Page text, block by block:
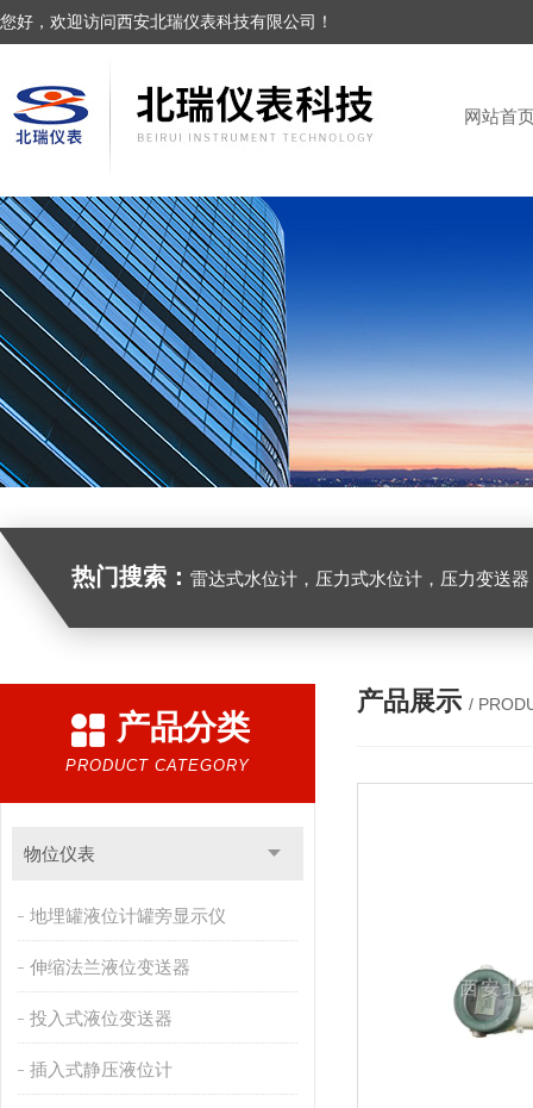
您好，欢迎访问西安北瑞仪表科技有限公司！
网站首
热门搜索： 雷达式水位计，压力式水位计，压力变送器
产品分类
PRODUCT CATEGORY
物位仪表
地埋罐液位计罐旁显示仪
伸缩法兰液位变送器
投入式液位变送器
插入式静压液位计
产品展示 /